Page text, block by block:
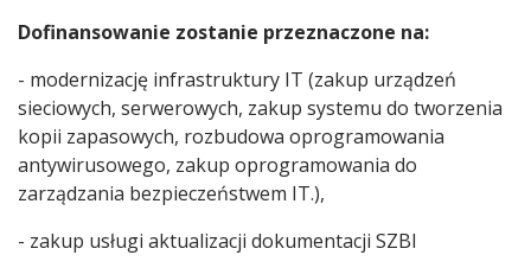
Dofinansowanie zostanie przeznaczone na:
- modernizację infrastruktury IT (zakup urządzeń
sieciowych, serwerowych, zakup systemu do tworzenia
kopii zapasowych, rozbudowa oprogramowania
antywirusowego, zakup oprogramowania do
zarządzania bezpieczeństwem IT.),
- zakup usługi aktualizacji dokumentacji SZBI